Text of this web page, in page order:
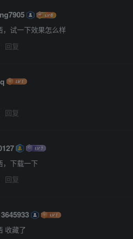
，试一下效果怎么样
回复
回复
，下载一下
回复
收藏了